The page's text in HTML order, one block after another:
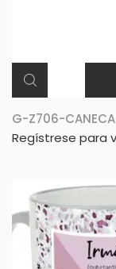
G-Z706-
Regístrese para